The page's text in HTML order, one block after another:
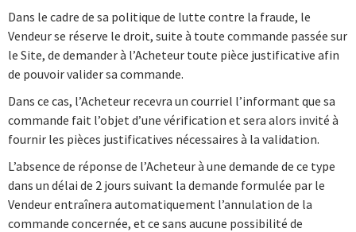
Dans le cadre de sa politique de lutte contre la fraude, le
Vendeur se réserve le droit, suite à toute commande passée sur
le Site, de demander à l’Acheteur toute pièce justificative afin
de pouvoir valider sa commande.
Dans ce cas, l’Acheteur recevra un courriel l’informant que sa
commande fait l’objet d’une vérification et sera alors invité à
fournir les pièces justificatives nécessaires à la validation.
L’absence de réponse de l’Acheteur à une demande de ce type
dans un délai de 2 jours suivant la demande formulée par le
Vendeur entraînera automatiquement l’annulation de la
commande concernée, et ce sans aucune possibilité de